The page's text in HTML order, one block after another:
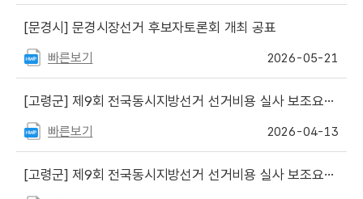
[문경시] 문경시장선거 후보자토론회 개최 공표
빠른보기 2026-05-21
[고령군] 제9회 전국동시지방선거 선거비용 실사 보조요원 최종합격자(예비합격자) 안내
빠른보기 2026-04-13
[고령군] 제9회 전국동시지방선거 선거비용 실사 보조요원 서류 합격자 및 면접일정 안내